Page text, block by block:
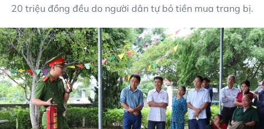
20 triệu đồng đều do người dân tự bỏ tiền mua trang bị.